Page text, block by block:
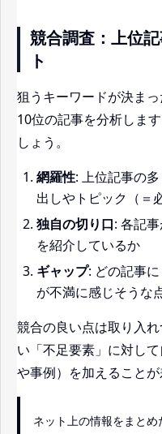
競合調査：上位
ト
狙うキーワードが決ま
10位の記事を分析しま
しょう。
網羅性: 上位記事の
出しやトピック（＝
独自の切り口: 各記
を紹介しているか
ギャップ: どの記事
が不満に感じそうな
競合の良い点は取り入
い「不足要素」に対し
や事例）を加えることが
ネット上の情報をまと